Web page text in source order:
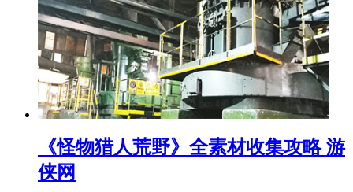
《怪物猎人荒野》全素材收集攻略 游
侠网